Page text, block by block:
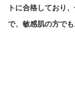
トに合格しており
で、敏感肌の方でも